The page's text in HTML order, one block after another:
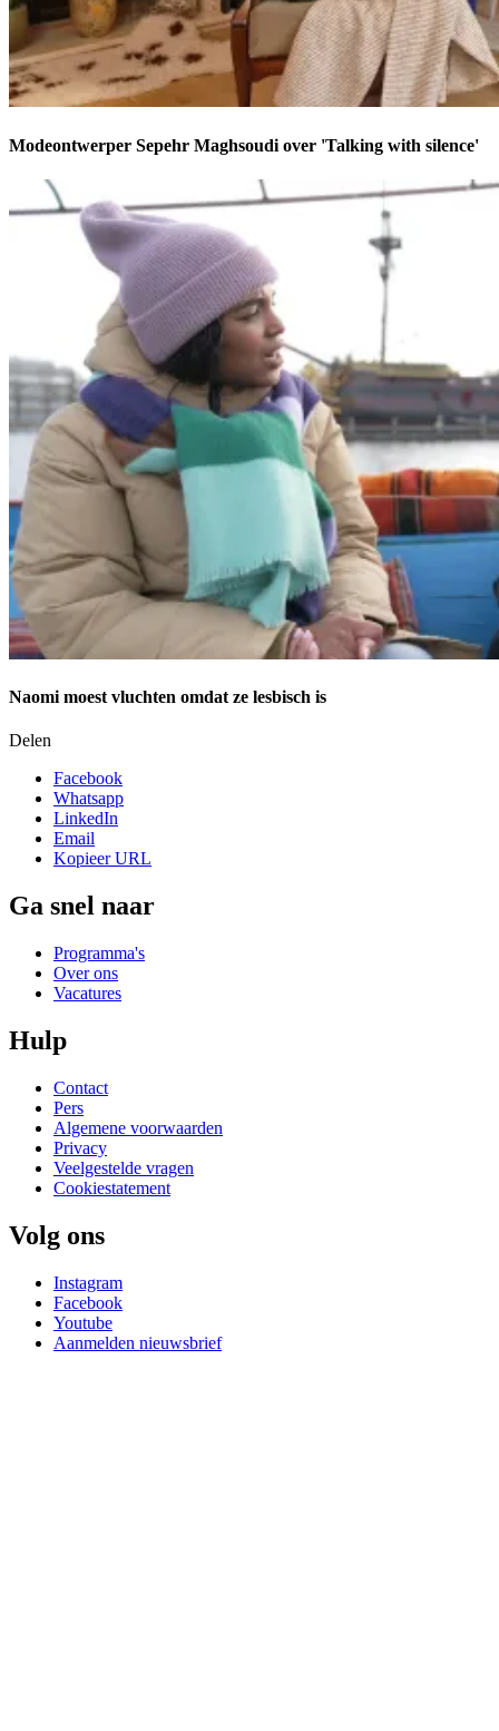
Modeontwerper Sepehr Maghsoudi over 'Talking with silence'
Naomi moest vluchten omdat ze lesbisch is
Delen
Facebook
Whatsapp
LinkedIn
Email
Kopieer URL
Ga snel naar
Programma's
Over ons
Vacatures
Hulp
Contact
Pers
Algemene voorwaarden
Privacy
Veelgestelde vragen
Cookiestatement
Volg ons
Instagram
Facebook
Youtube
Aanmelden nieuwsbrief